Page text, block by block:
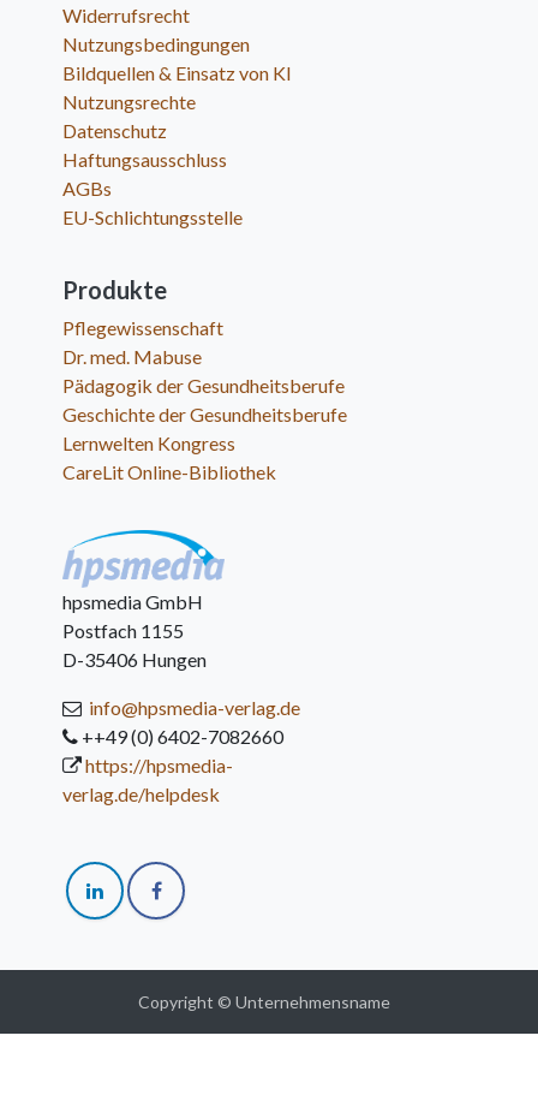
Widerrufsrecht
Nutzungsbedingungen
Bildquellen & Einsatz von KI
Nutzungsrechte
Datenschutz
Haftungsausschluss
AGBs
EU-Schlichtungsstelle
Produkte
Pflegewissenschaft
Dr. med. Mabuse
Pädagogik der Gesundheitsberufe
Geschichte der Gesundheitsberufe
Lernwelten Kongress
CareLit Online-Bibliothek
hpsmedia GmbH
Postfach 1155
D-35406 Hungen
info@hpsmedia-verlag.de
++49 (0) 6402-7082660
https://hpsmedia-
verlag.de/helpdesk
Copyright © Unternehmensname